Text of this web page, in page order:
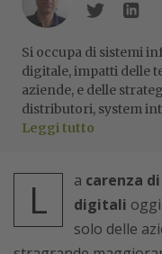
Si occupa di sistemi
digitale, impatti delle
aziende, e delle
distributori, system
Leggi tutto
L a carenza
digitali
solo delle